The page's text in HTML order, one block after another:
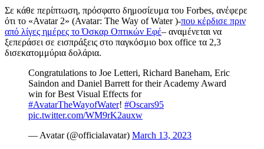
Σε κάθε περίπτωση, πρόσφατο δημοσίευμα του Forbes, ανέφερε
ότι το «Avatar 2» (Avatar: The Way of Water )-που κέρδισε πριν
από λίγες ημέρες το Όσκαρ Οπτικών Εφέ– αναμένεται να
ξεπεράσει σε εισπράξεις στο παγκόσμιο box office τα 2,3
δισεκατομμύρια δολάρια.
Congratulations to Joe Letteri, Richard Baneham, Eric
Saindon and Daniel Barrett for their Academy Award
win for Best Visual Effects for
#AvatarTheWayofWater! #Oscars95
pic.twitter.com/WM9rK2auxw
— Avatar (@officialavatar) March 13, 2023